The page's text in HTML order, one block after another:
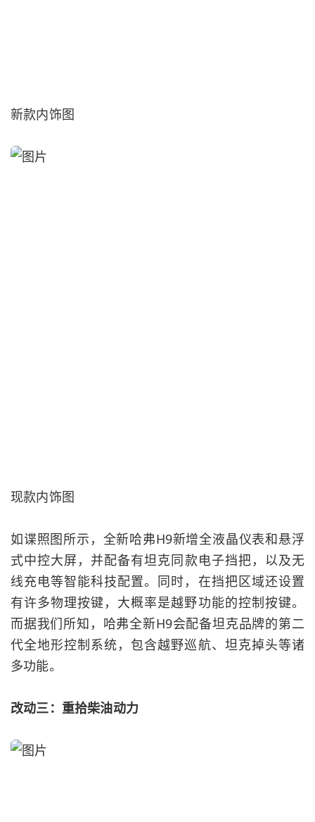
新款内饰图
现款内饰图
如谍照图所示，全新哈弗H9新增全液晶仪表和悬浮
式中控大屏，并配备有坦克同款电子挡把，以及无
线充电等智能科技配置。同时，在挡把区域还设置
有许多物理按键，大概率是越野功能的控制按键。
而据我们所知，哈弗全新H9会配备坦克品牌的第二
代全地形控制系统，包含越野巡航、坦克掉头等诸
多功能。
改动三：重拾柴油动力